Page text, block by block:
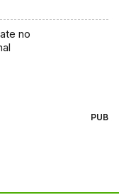
no
PUB